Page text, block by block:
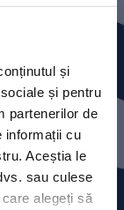
și
și pentru
partenerilor de
informații cu
Aceștia le
sau culese
alegeți să